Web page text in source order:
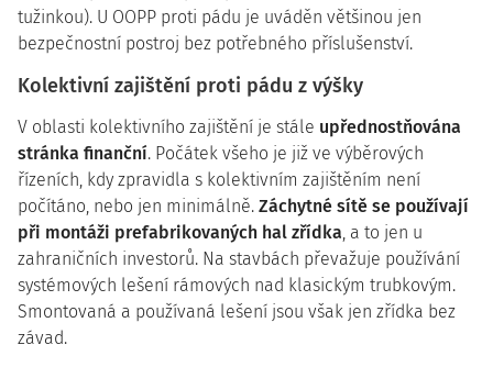
tužinkou). U OOPP proti pádu je uváděn většinou jen
bezpečnostní postroj bez potřebného příslušenství.
Kolektivní zajištění proti pádu z výšky
V oblasti kolektivního zajištění je stále upřednostňována
stránka finanční. Počátek všeho je již ve výběrových
řízeních, kdy zpravidla s kolektivním zajištěním není
počítáno, nebo jen minimálně. Záchytné sítě se používají
při montáži prefabrikovaných hal zřídka, a to jen u
zahraničních investorů. Na stavbách převažuje používání
systémových lešení rámových nad klasickým trubkovým.
Smontovaná a používaná lešení jsou však jen zřídka bez
závad.